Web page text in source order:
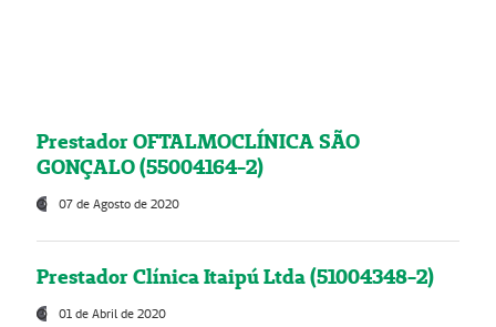
Prestador OFTALMOCLÍNICA SÃO
GONÇALO (55004164-2)
07 de Agosto de 2020
Prestador Clínica Itaipú Ltda (51004348-2)
01 de Abril de 2020